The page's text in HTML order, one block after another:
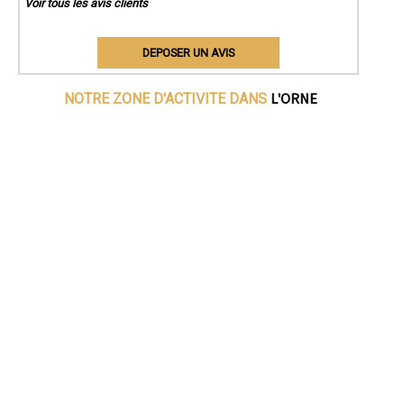
Voir tous les avis clients
DEPOSER UN AVIS
NOTRE ZONE D'ACTIVITE DANS L'ORNE